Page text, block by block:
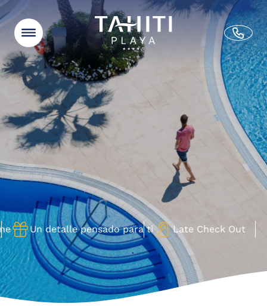
2 personas
Adultos (8+) Niños (4-7)
Confirmar
Código promo
Ver disponibilidad
ES
RESERVAR HABITACIÓN EXPLORA EL HOTEL
Home
Habitaciones
Suites
Ofertas
Galería
Gastronomía
Servicios e Instalaciones
Actividades
Blog
Ubicación y Contacto
Ocio en la Zona
Un detalle pensado para ti Late Check Out